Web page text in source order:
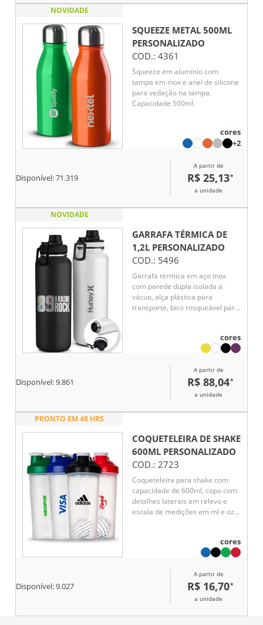
NOVIDADE
SQUEEZE METAL 500ML
PERSONALIZADO
COD.: 4361
Squeeze em alumínio com
tampa em inox e anel de silicone
para vedação na tampa.
Capacidade 500ml.
cores
+2
Disponível:71.319
A partir de
R$ 25,13*
a unidade
NOVIDADE
GARRAFA TÉRMICA DE
1,2L PERSONALIZADO
COD.: 5496
Garrafa térmica em aço inox
com parede dupla isolada a
vácuo, alça plástica para
transporte, bico rosqueável para
cores
Disponível:9.861
A partir de
R$ 88,04*
a unidade
PRONTO EM 48 HRS
COQUETELEIRA DE SHAKE
600ML PERSONALIZADO
COD.: 2723
Coqueteleira para shake com
capacidade de 600ml, copo com
detalhes laterais em relevo e
escala de medições em ml e oz.
cores
Disponível:9.027
A partir de
R$ 16,70*
a unidade